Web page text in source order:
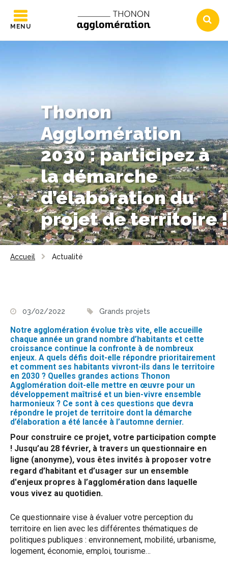
MENU
Thonon
Agglomération
2030 : participez à
la démarche
d’élaboration du
projet de territoire !
Accueil Actualité
03/02/2022 Grands projets
Notre agglomération évolue très vite, elle accueille
chaque année un grand nombre d’habitants et cette
croissance continue la confronte à de nombreux
enjeux. A quels défis doit-elle répondre prioritairement
et comment ses habitants vivront-ils dans le territoire
en 2030 ? Quelles grandes actions Thonon
Agglomération doit-elle mettre en œuvre pour un
développement maîtrisé et un bien-vivre ensemble
harmonieux ? Ce sont à ces questions que devra
répondre le projet de territoire dont la démarche
d’élaboration a été lancée à l’automne dernier.
Pour construire ce projet, votre participation compte
! Jusqu’au 28 février, à travers un questionnaire en
ligne (anonyme), vous êtes invités à proposer votre
regard d’habitant et d’usager sur un ensemble
d'enjeux propres à l’agglomération dans laquelle
vous vivez au quotidien.
Ce questionnaire vise à évaluer votre perception du
territoire en lien avec les différentes thématiques de
politiques publiques : environnement, mobilité, urbanisme,
logement, économie, emploi, tourisme…